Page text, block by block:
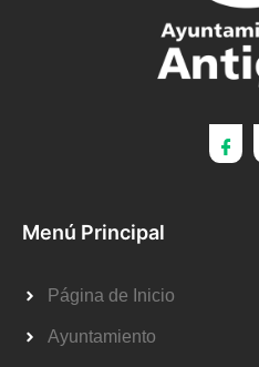
Menú Principal
Página de Inicio
Ayuntamiento